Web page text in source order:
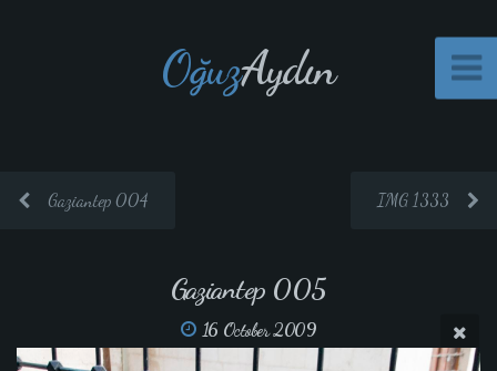
OğuzAydın
Gaziantep 004 IMG 1333
Gaziantep 005
16 October 2009